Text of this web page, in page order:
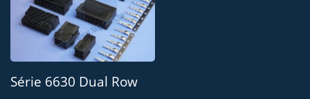
Série 6630 Dual Row